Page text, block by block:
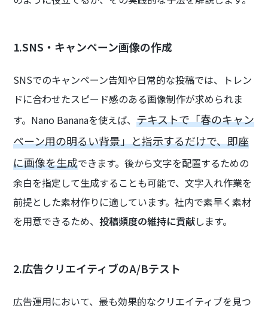
1.SNS・キャンペーン画像の作成
SNSでのキャンペーン告知や日常的な投稿では、トレン
ドに合わせたスピード感のある画像制作が求められま
す。Nano Bananaを使えば、テキストで「春のキャン
ペーン用の明るい背景」と指示するだけで、即座
に画像を生成できます。後から文字を配置するための
余白を指定して生成することも可能で、文字入れ作業を
前提とした素材作りに適しています。社内で素早く素材
を用意できるため、投稿頻度の維持に貢献します。
2.広告クリエイティブのA/Bテスト
広告運用において、最も効果的なクリエイティブを見つ